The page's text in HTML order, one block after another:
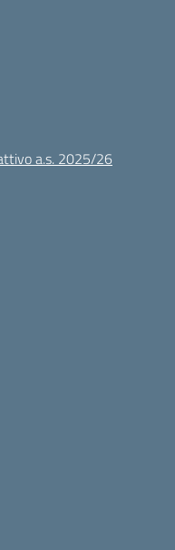
a.s. 2025/26